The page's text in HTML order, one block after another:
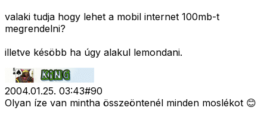
valaki tudja hogy lehet a mobil internet 100mb-t
megrendelni?
illetve késöbb ha úgy alakul lemondani.
2004.01.25. 03:43#90
Olyan íze van mintha összeöntenél minden moslékot 😊